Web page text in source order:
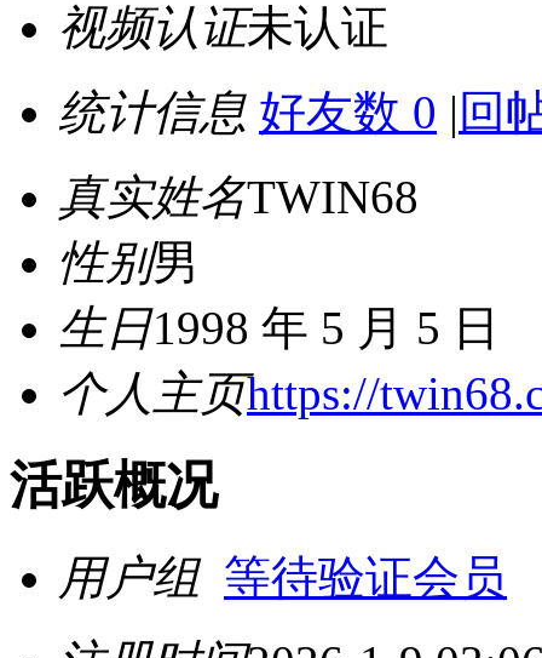
视频认证未认证
统计信息 好友数 0 | 回
真实姓名TWIN68
性别男
生日1998 年 5 月 5 日
个人主页https://
活跃概况
用户组 等待验证会员